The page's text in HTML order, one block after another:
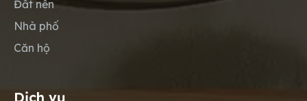
Đất nền
Nhà phố
Căn hộ
Dịch vụ